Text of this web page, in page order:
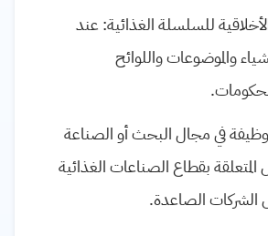
للسلسلة الغذائية: عند
والموضوعات واللوائح
في مجال البحث أو الصناعة
المتعلقة بقطاع الصناعات الغذائية
الصاعدة.